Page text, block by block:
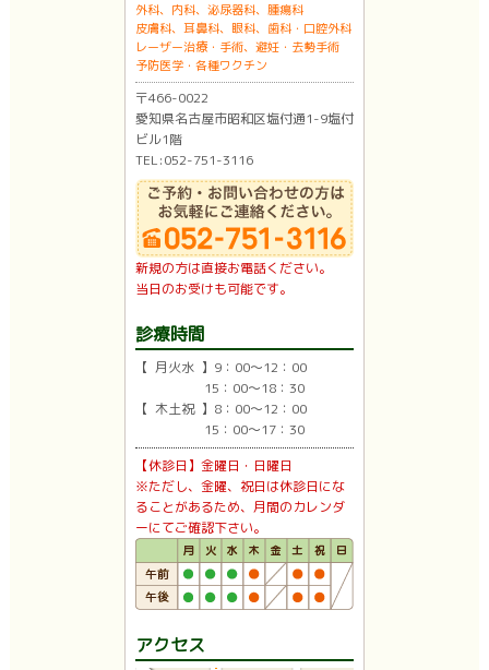
外科、内科、泌尿器科、腫瘍科
皮膚科、耳鼻科、眼科、歯科・口腔外科
レーザー治療・手術、避妊・去勢手術
予防医学・各種ワクチン
〒466-0022
愛知県名古屋市昭和区塩付通1-9塩付
ビル1階
TEL:052-751-3116
新規の方は直接お電話ください。
当日のお受けも可能です。
診療時間
【 月火水 】9：00〜12：00
15：00〜18：30
【 木土祝 】8：00〜12：00
15：00〜17：30
【休診日】金曜日・日曜日
※ただし、金曜、祝日は休診日にな
ることがあるため、月間のカレンダ
ーにてご確認下さい。
アクセス